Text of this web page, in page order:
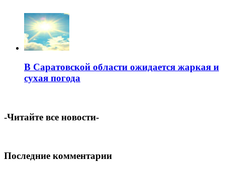
В Саратовской области ожидается жаркая и
сухая погода
-Читайте все новости-
Последние комментарии